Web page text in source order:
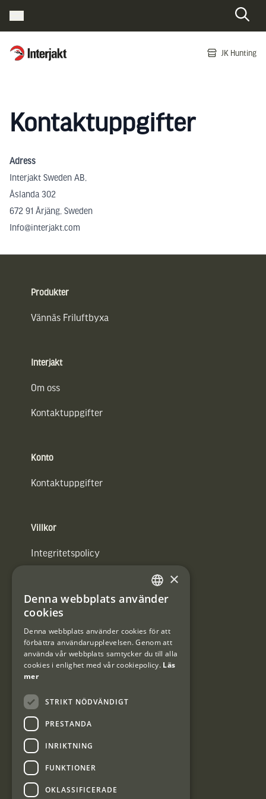
Interjakt SE JK Hunting
Kontaktuppgifter
Adress
Interjakt Sweden AB,
Åslanda 302
672 91 Årjäng, Sweden
Info@interjakt.com
Produkter
Vännäs Friluftbyxa
Interjakt
Om oss
Kontaktuppgifter
Konto
Kontaktuppgifter
Villkor
Integritetspolicy
#Interjaktfamily
Kundklubb
Information om kundklubben.
Interjakt Sweden AB, Årjäng
SWEDISH
×
Denna webbplats använder
cookies
Denna webbplats använder cookies för att
förbättra användarupplevelsen. Genom att
använda vår webbplats samtycker du till alla
cookies i enlighet med vår cookiepolicy. Läs
mer
STRIKT NÖDVÄNDIGT
PRESTANDA
INRIKTNING
FUNKTIONER
OKLASSIFICERADE